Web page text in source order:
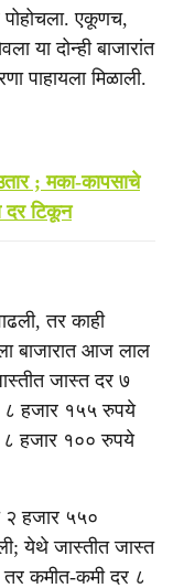
एकूणच,
या दोन्ही बाजारांत
पाहायला मिळाली.
; मका-कापसाचे
दर टिकून
तर काही
बाजारात आज लाल
जास्त दर ७
८ हजार १५५ रुपये
८ हजार १०० रुपये
हजार ५५०
येथे जास्तीत जास्त
कमीत-कमी दर ८